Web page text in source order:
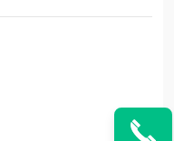
，这些介质对管道、容器
于各种管道、保护设备不
对于提高水的纯度和处
维修成本，